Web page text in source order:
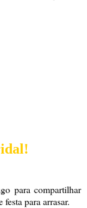
para compartilhar
para arrasar.